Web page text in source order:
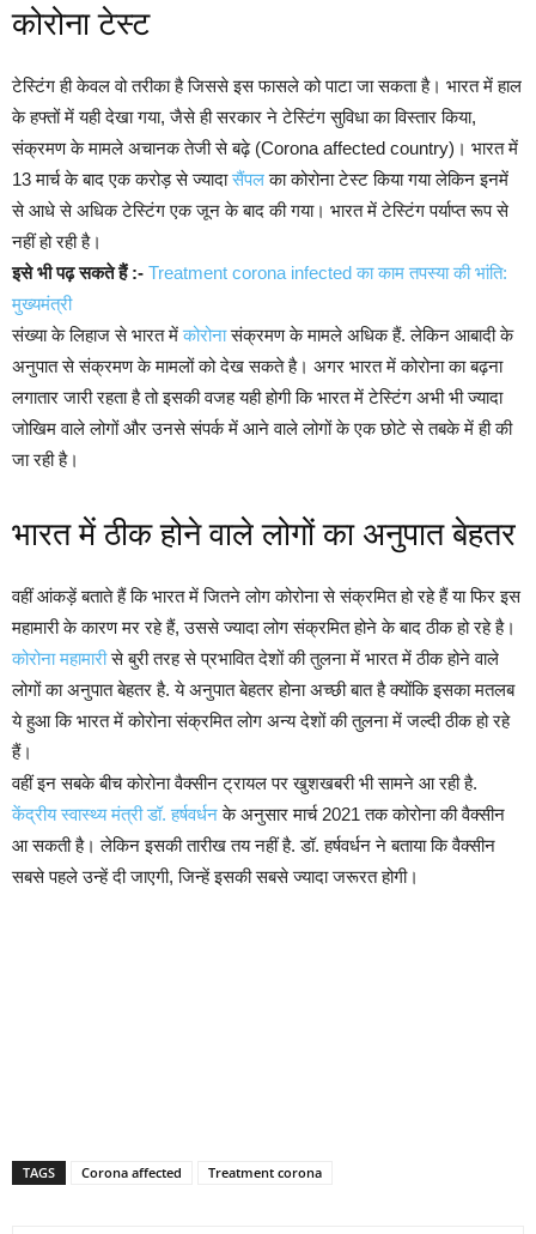
कोरोना टेस्ट
टेस्टिंग ही केवल वो तरीका है जिससे इस फासले को पाटा जा सकता है। भारत में हाल
के हफ्तों में यही देखा गया, जैसे ही सरकार ने टेस्टिंग सुविधा का विस्तार किया,
संक्रमण के मामले अचानक तेजी से बढ़े (Corona affected country)। भारत में
13 मार्च के बाद एक करोड़ से ज्यादासैंपलका कोरोना टेस्ट किया गया लेकिन इनमें
से आधे से अधिक टेस्टिंग एक जून के बाद की गया। भारत में टेस्टिंग पर्याप्त रूप से
नहीं हो रही है।
इसे भी पढ़ सकते हैं :- Treatment corona infected का काम तपस्या की भांति:
मुख्यमंत्री
संख्या के लिहाज से भारत मेंकोरोनासंक्रमण के मामले अधिक हैं. लेकिन आबादी के
अनुपात से संक्रमण के मामलों को देख सकते है। अगर भारत में कोरोना का बढ़ना
लगातार जारी रहता है तो इसकी वजह यही होगी कि भारत में टेस्टिंग अभी भी ज्यादा
जोखिम वाले लोगों और उनसे संपर्क में आने वाले लोगों के एक छोटे से तबके में ही की
जा रही है।
भारत में ठीक होने वाले लोगों का अनुपात बेहतर
वहीं आंकड़ें बताते हैं कि भारत में जितने लोग कोरोना से संक्रमित हो रहे हैं या फिर इस
महामारी के कारण मर रहे हैं, उससे ज्यादा लोग संक्रमित होने के बाद ठीक हो रहे है।
कोरोना महामारीसे बुरी तरह से प्रभावित देशों की तुलना में भारत में ठीक होने वाले
लोगों का अनुपात बेहतर है. ये अनुपात बेहतर होना अच्छी बात है क्योंकि इसका मतलब
ये हुआ कि भारत में कोरोना संक्रमित लोग अन्य देशों की तुलना में जल्दी ठीक हो रहे
हैं।
वहीं इन सबके बीच कोरोना वैक्सीन ट्रायल पर खुशखबरी भी सामने आ रही है.
केंद्रीय स्वास्थ्य मंत्री डॉ. हर्षवर्धनके अनुसार मार्च 2021 तक कोरोना की वैक्सीन
आ सकती है। लेकिन इसकी तारीख तय नहीं है. डॉ. हर्षवर्धन ने बताया कि वैक्सीन
सबसे पहले उन्हें दी जाएगी, जिन्हें इसकी सबसे ज्यादा जरूरत होगी।
TAGS Corona affected Treatment corona